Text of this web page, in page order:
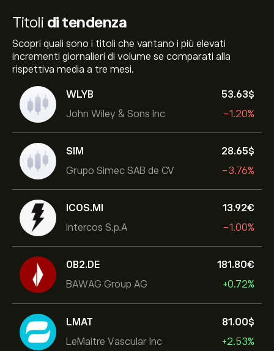
Titoli di tendenza
Scopri quali sono i titoli che vantano i più elevati
incrementi giornalieri di volume se comparati alla
rispettiva media a tre mesi.
WLYB
John Wiley & Sons Inc
53.63‎$‎
-1.20%
SIM
Grupo Simec SAB de CV
28.65‎$‎
-3.76%
ICOS.MI
Intercos S.p.A
13.92‎€‎
-1.00%
0B2.DE
BAWAG Group AG
181.80‎€‎
+0.72%
LMAT
LeMaitre Vascular Inc
81.00‎$‎
+2.53%